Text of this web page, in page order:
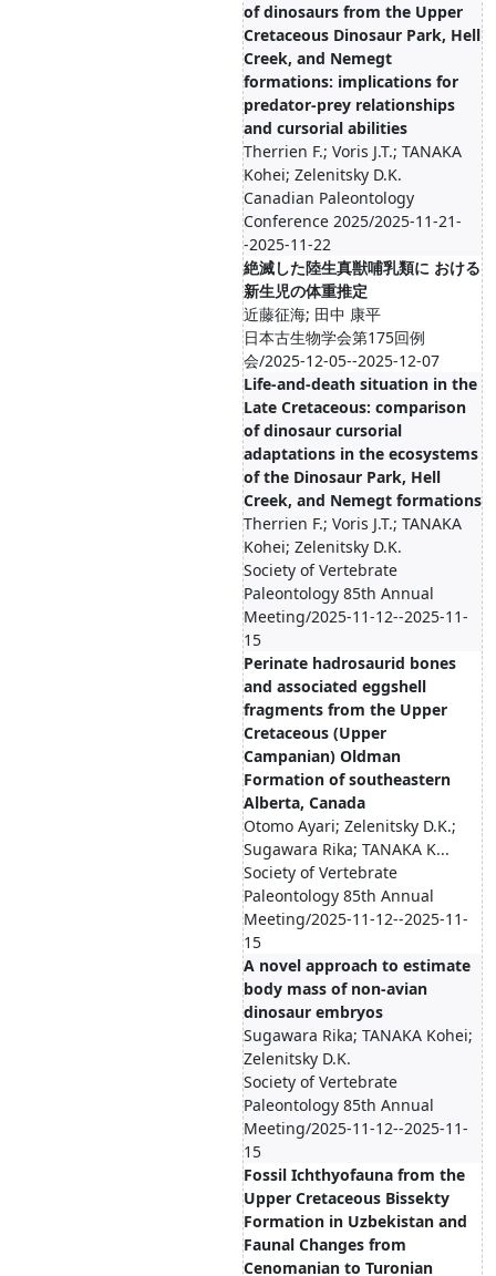
of dinosaurs from the Upper
Cretaceous Dinosaur Park, Hell
Creek, and Nemegt
formations: implications for
predator-prey relationships
and cursorial abilities
Therrien F.; Voris J.T.; TANAKA
Kohei; Zelenitsky D.K.
Canadian Paleontology
Conference 2025/2025-11-21-
-2025-11-22
絶滅した陸生真獣哺乳類に おける
新生児の体重推定
近藤征海; 田中 康平
日本古生物学会第175回例
会/2025-12-05--2025-12-07
Life-and-death situation in the
Late Cretaceous: comparison
of dinosaur cursorial
adaptations in the ecosystems
of the Dinosaur Park, Hell
Creek, and Nemegt formations
Therrien F.; Voris J.T.; TANAKA
Kohei; Zelenitsky D.K.
Society of Vertebrate
Paleontology 85th Annual
Meeting/2025-11-12--2025-11-
15
Perinate hadrosaurid bones
and associated eggshell
fragments from the Upper
Cretaceous (Upper
Campanian) Oldman
Formation of southeastern
Alberta, Canada
Otomo Ayari; Zelenitsky D.K.;
Sugawara Rika; TANAKA K...
Society of Vertebrate
Paleontology 85th Annual
Meeting/2025-11-12--2025-11-
15
A novel approach to estimate
body mass of non-avian
dinosaur embryos
Sugawara Rika; TANAKA Kohei;
Zelenitsky D.K.
Society of Vertebrate
Paleontology 85th Annual
Meeting/2025-11-12--2025-11-
15
Fossil Ichthyofauna from the
Upper Cretaceous Bissekty
Formation in Uzbekistan and
Faunal Changes from
Cenomanian to Turonian